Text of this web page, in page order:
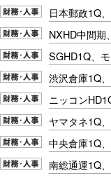
日本郵政1Q
NXHD中間期
SGHD1Q、
渋沢倉庫1Q
ニッコン
ヤマタネ1Q
中央倉庫1Q
南総通運1Q